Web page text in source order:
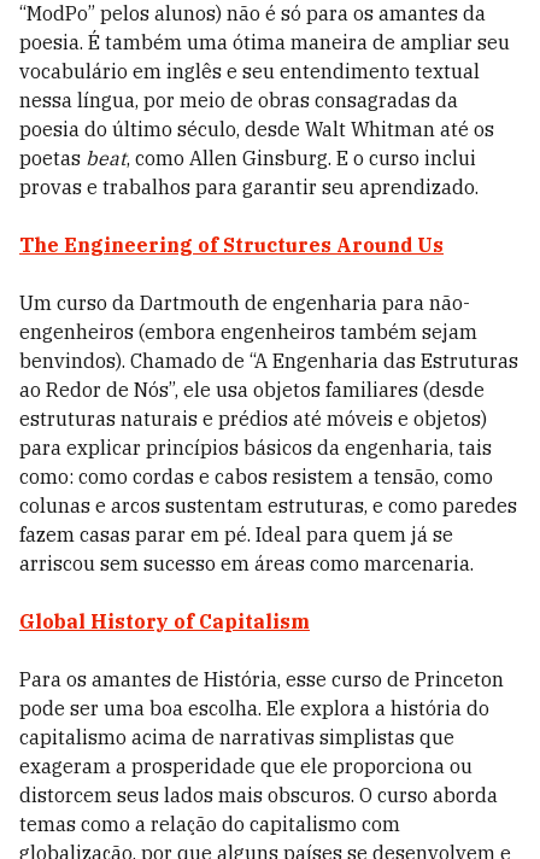
“ModPo” pelos alunos) não é só para os amantes da
poesia. É também uma ótima maneira de ampliar seu
vocabulário em inglês e seu entendimento textual
nessa língua, por meio de obras consagradas da
poesia do último século, desde Walt Whitman até os
poetas beat, como Allen Ginsburg. E o curso inclui
provas e trabalhos para garantir seu aprendizado.
The Engineering of Structures Around Us
Um curso da Dartmouth de engenharia para não-
engenheiros (embora engenheiros também sejam
benvindos). Chamado de “A Engenharia das Estruturas
ao Redor de Nós”, ele usa objetos familiares (desde
estruturas naturais e prédios até móveis e objetos)
para explicar princípios básicos da engenharia, tais
como: como cordas e cabos resistem a tensão, como
colunas e arcos sustentam estruturas, e como paredes
fazem casas parar em pé. Ideal para quem já se
arriscou sem sucesso em áreas como marcenaria.
Global History of Capitalism
Para os amantes de História, esse curso de Princeton
pode ser uma boa escolha. Ele explora a história do
capitalismo acima de narrativas simplistas que
exageram a prosperidade que ele proporciona ou
distorcem seus lados mais obscuros. O curso aborda
temas como a relação do capitalismo com
globalização, por que alguns países se desenvolvem e